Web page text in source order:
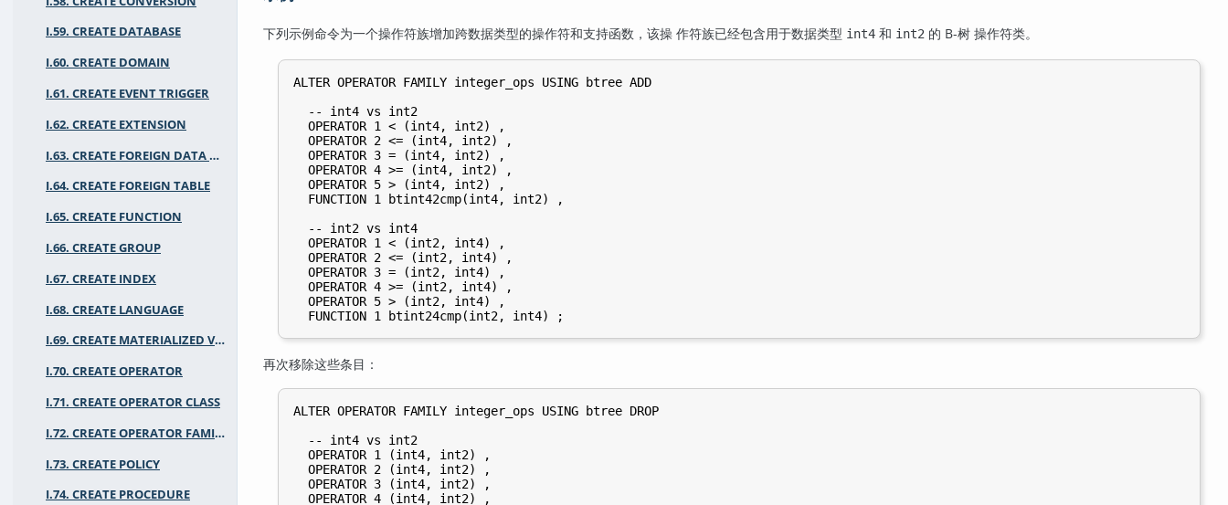
I.59. CREATE DATABASE
I.60. CREATE DOMAIN
I.61. CREATE EVENT TRIGGER
I.62. CREATE EXTENSION
I.63. CREATE FOREIGN DATA WRAPPER
I.64. CREATE FOREIGN TABLE
I.65. CREATE FUNCTION
I.66. CREATE GROUP
I.67. CREATE INDEX
I.68. CREATE LANGUAGE
I.69. CREATE MATERIALIZED VIEW
I.70. CREATE OPERATOR
I.71. CREATE OPERATOR CLASS
I.72. CREATE OPERATOR FAMILY
I.73. CREATE POLICY
I.74. CREATE PROCEDURE
下列示例命令为一个操作符族增加跨数据类型的操作符和支持函数，该操 作符族已经包含用于数据类型 int4 和 int2 的 B-树 操作符类。
ALTER OPERATOR FAMILY integer_ops USING btree ADD
  -- int4 vs int2
  OPERATOR 1 < (int4, int2) ,
  OPERATOR 2 <= (int4, int2) ,
  OPERATOR 3 = (int4, int2) ,
  OPERATOR 4 >= (int4, int2) ,
  OPERATOR 5 > (int4, int2) ,
  FUNCTION 1 btint42cmp(int4, int2) ,
  -- int2 vs int4
  OPERATOR 1 < (int2, int4) ,
  OPERATOR 2 <= (int2, int4) ,
  OPERATOR 3 = (int2, int4) ,
  OPERATOR 4 >= (int2, int4) ,
  OPERATOR 5 > (int2, int4) ,
再次移除这些条目：
ALTER OPERATOR FAMILY integer_ops USING btree DROP
  -- int4 vs int2
  OPERATOR 1 (int4, int2) ,
  OPERATOR 2 (int4, int2) ,
  OPERATOR 3 (int4, int2) ,
  OPERATOR 4 (int4, int2) ,